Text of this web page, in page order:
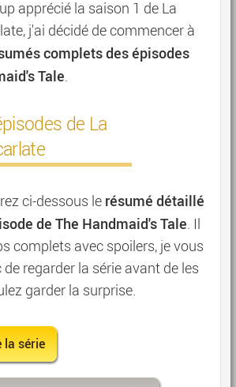
apprécié la saison 1 de La
j'ai décidé de commencer à
complets des épisodes
Tale.
de La
ci-dessous le résumé détaillé
de The Handmaid's Tale. Il
complets avec spoilers, je vous
regarder la série avant de les
garder la surprise.
la série